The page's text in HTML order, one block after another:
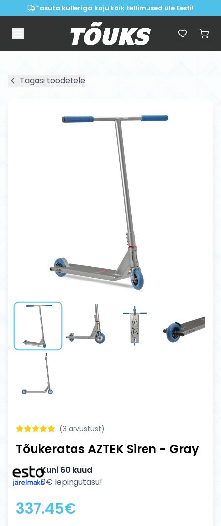
Tasuta kulleriga koju kõik tellimused üle Eesti!
Tagasi toodetele
(3 arvustust)
Tõukeratas AZTEK Siren - Gray
Kuni 60 kuud
0€ lepingutasu!
337.45€